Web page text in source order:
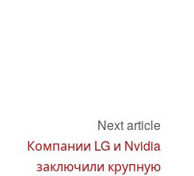
Next article
Компании LG и Nvidia
заключили крупную